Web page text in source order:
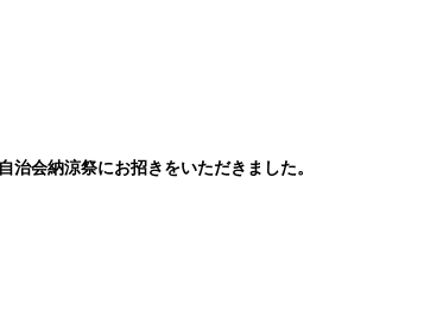
会納涼祭にお招きをいただきました。